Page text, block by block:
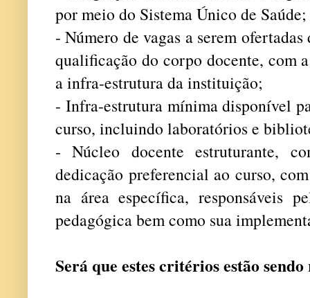
por meio do Sistema Único de Saúde;
- Número de vagas a serem
qualificação do corpo docente, com
a infra-estrutura da instituição;
- Infra-estrutura mínima disponível
curso, incluindo laboratórios e
- Núcleo docente estruturante,
dedicação preferencial ao curso,
na área específica, responsáveis
pedagógica bem como sua
Será que estes critérios estão